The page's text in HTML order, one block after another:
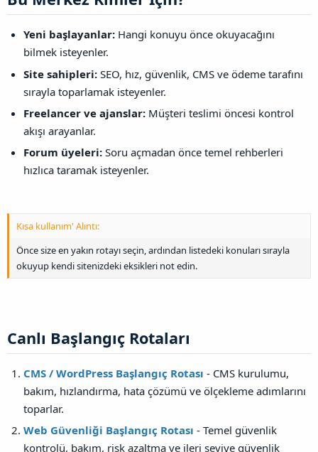
Yeni başlayanlar: Hangi konuyu önce okuyacağını
bilmek isteyenler.
Site sahipleri: SEO, hız, güvenlik, CMS ve ödeme tarafını
sırayla toparlamak isteyenler.
Freelancer ve ajanslar: Müşteri teslimi öncesi kontrol
akışı arayanlar.
Forum üyeleri: Soru açmadan önce temel rehberleri
hızlıca taramak isteyenler.
Kısa kullanım' Alıntı:
Önce size en yakın rotayı seçin, ardından listedeki konuları sırayla
okuyup kendi sitenizdeki eksikleri not edin.
Canlı Başlangıç Rotaları​
CMS / WordPress Başlangıç Rotası - CMS kurulumu,
bakım, hızlandırma, hata çözümü ve ölçekleme adımlarını
toparlar.
Web Güvenliği Başlangıç Rotası - Temel güvenlik
kontrolü, bakım, risk azaltma ve ileri seviye güvenlik